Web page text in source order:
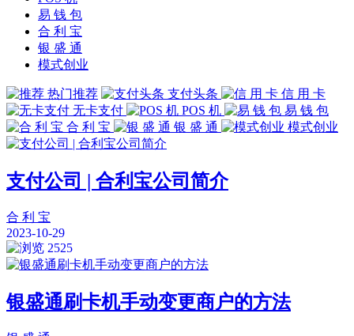
易 钱 包
合 利 宝
银 盛 通
模式创业
热门推荐 支付头条
信 用 卡
无卡支付
POS 机
易 钱 包
合 利 宝
银 盛 通 模式创业
支付公司 | 合利宝公司简介
合 利 宝
2023-10-29
2525
银盛通刷卡机手动变更商户的方法